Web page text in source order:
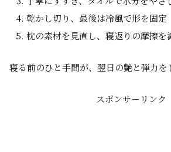
乾かし切り、最後は冷風で形を固定
枕の素材を見直し、寝返りの摩擦を
寝る前のひと手間が、翌日の艶と弾力を
スポンサーリンク